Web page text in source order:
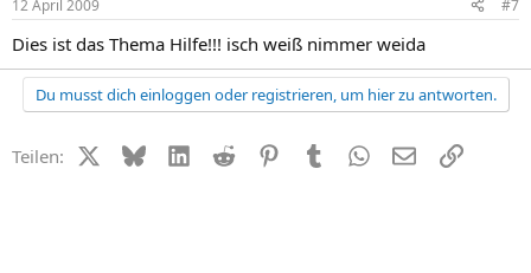
12 April 2009 #7
Dies ist das Thema Hilfe!!! isch weiß nimmer weida
Du musst dich einloggen oder registrieren, um hier zu antworten.
Teilen: X (Twitter)
BlueskyLinkedIn
Reddit PinterestTumblr WhatsApp
E-MailLink